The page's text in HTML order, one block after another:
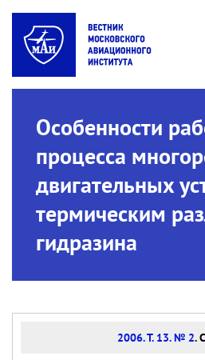
Особенности
процесса
двигательных
термическим
гидразина
2006. Т. 13. № 2.